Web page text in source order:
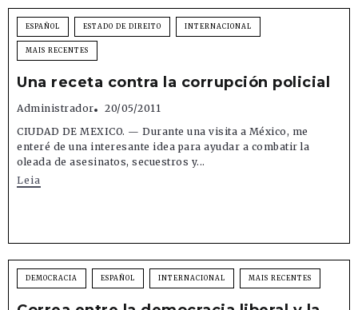
ESPAÑOL ESTADO DE DIREITO INTERNACIONAL
MAIS RECENTES
Una receta contra la corrupción policial
Administrador
20/05/2011
CIUDAD DE MEXICO. — Durante una visita a México, me
enteré de una interesante idea para ayudar a combatir la
oleada de asesinatos, secuestros y...
Leia
DEMOCRACIA ESPAÑOL INTERNACIONAL MAIS RECENTES